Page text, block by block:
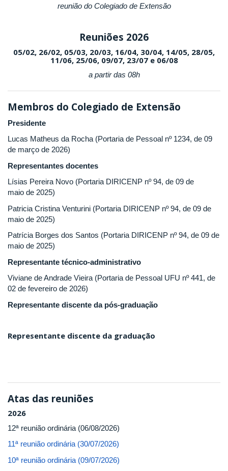
reunião do Colegiado de Extensão
Reuniões 2026
05/02, 26/02, 05/03, 20/03, 16/04, 30/04, 14/05, 28/05,
11/06, 25/06, 09/07, 23/07 e 06/08
a partir das 08h
Membros do Colegiado de Extensão
Presidente
Lucas Matheus da Rocha (Portaria de Pessoal nº 1234, de 09
de março de 2026)
Representantes docentes
Lísias Pereira Novo (Portaria DIRICENP nº 94, de 09 de
maio de 2025)
Patricia Cristina Venturini (Portaria DIRICENP nº 94, de 09 de
maio de 2025)
Patrícia Borges dos Santos (Portaria DIRICENP nº 94, de 09 de
maio de 2025)
Representante técnico-administrativo
Viviane de Andrade Vieira (Portaria de Pessoal UFU nº 441, de
02 de fevereiro de 2026)
Representante discente da pós-graduação
Representante discente da graduação
Atas das reuniões
2026
12ª reunião ordinária (06/08/2026)
11ª reunião ordinária (30/07/2026)
10ª reunião ordinária (09/07/2026)